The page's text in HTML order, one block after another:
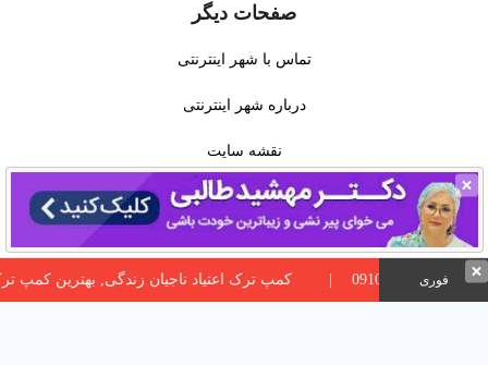
فوری کمپ ترک اعتیاد ناجیان زندگی, بهترین کمپ ترک اعتیاد در تهران
صفحات دیگر
تماس با شهر اینترنتی
درباره شهر اینترنتی
نقشه سایت
سوالات متداول